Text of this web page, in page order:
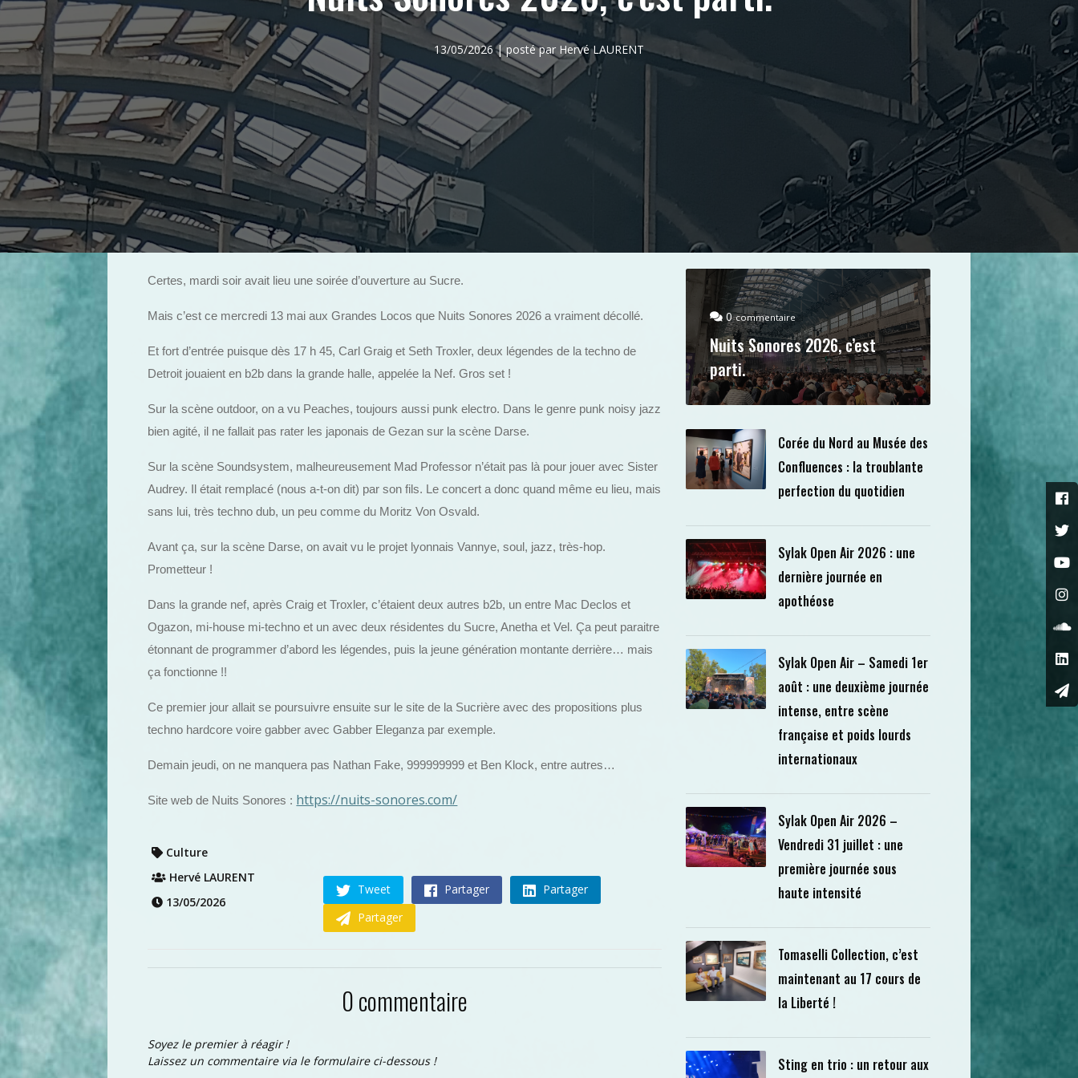
13/05/2026 | posté par Hervé LAURENT
Certes, mardi soir avait lieu une soirée d’ouverture au Sucre.
Mais c’est ce mercredi 13 mai aux Grandes Locos que Nuits Sonores 2026 a vraiment décollé.
Et fort d’entrée puisque dès 17 h 45, Carl Graig et Seth Troxler, deux légendes de la techno de
Detroit jouaient en b2b dans la grande halle, appelée la Nef. Gros set !
Sur la scène outdoor, on a vu Peaches, toujours aussi punk electro. Dans le genre punk noisy jazz
bien agité, il ne fallait pas rater les japonais de Gezan sur la scène Darse.
Sur la scène Soundsystem, malheureusement Mad Professor n’était pas là pour jouer avec Sister
Audrey. Il était remplacé (nous a-t-on dit) par son fils. Le concert a donc quand même eu lieu, mais
sans lui, très techno dub, un peu comme du Moritz Von Osvald.
Avant ça, sur la scène Darse, on avait vu le projet lyonnais Vannye, soul, jazz, très-hop.
Prometteur !
Dans la grande nef, après Craig et Troxler, c’étaient deux autres b2b, un entre Mac Declos et
Ogazon, mi-house mi-techno et un avec deux résidentes du Sucre, Anetha et Vel. Ça peut paraitre
étonnant de programmer d’abord les légendes, puis la jeune génération montante derrière… mais
ça fonctionne !!
Ce premier jour allait se poursuivre ensuite sur le site de la Sucrière avec des propositions plus
techno hardcore voire gabber avec Gabber Eleganza par exemple.
Demain jeudi, on ne manquera pas Nathan Fake, 999999999 et Ben Klock, entre autres…
Site web de Nuits Sonores : https://nuits-sonores.com/
Culture
Hervé LAURENT
13/05/2026
Tweet Partager
Partager
Partager
0 commentaire
Soyez le premier à réagir !
Laissez un commentaire via le formulaire ci-dessous !
0commentaire
Nuits Sonores 2026, c’est
parti.
Corée du Nord au Musée des
Confluences : la troublante
perfection du quotidien
Sylak Open Air 2026 : une
dernière journée en
apothéose
Sylak Open Air – Samedi 1er
août : une deuxième journée
intense, entre scène
française et poids lourds
internationaux
Sylak Open Air 2026 –
Vendredi 31 juillet : une
première journée sous
haute intensité
Tomaselli Collection, c’est
maintenant au 17 cours de
la Liberté !
Sting en trio : un retour aux